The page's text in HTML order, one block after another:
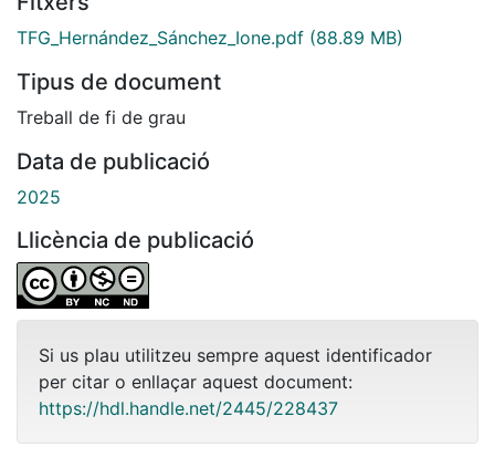
TFG_Hernández_Sánchez_Ione.pdf (88.89 MB)
Tipus de document
Treball de fi de grau
Data de publicació
2025
Llicència de publicació
Si us plau utilitzeu sempre aquest identificador
per citar o enllaçar aquest document:
https://hdl.handle.net/2445/228437